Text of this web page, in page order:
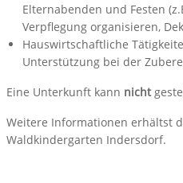
Elternabenden und Festen
Verpflegung organisieren,
Hauswirtschaftliche
Unterstützung bei der
Eine Unterkunft kann nicht
Weitere Informationen erhältst
Waldkindergarten Indersdorf.